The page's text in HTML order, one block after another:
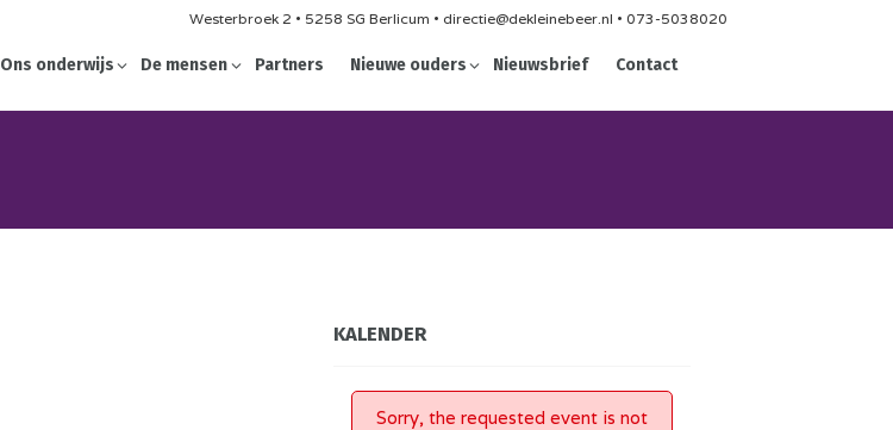
Westerbroek 2 • 5258 SG Berlicum • directie@dekleinebeer.nl • 073-5038020
Ons onderwijs De mensen Partners Nieuwe ouders Nieuwsbrief Contact
KALENDER
Sorry, the requested event is not